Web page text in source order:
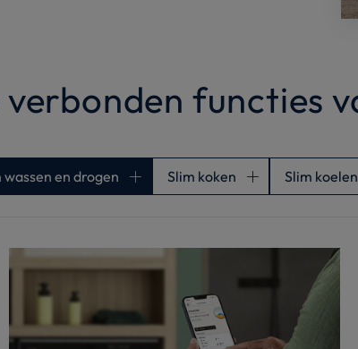
handbereik.
functies
wassen en drogen Slim koken Slim koelen